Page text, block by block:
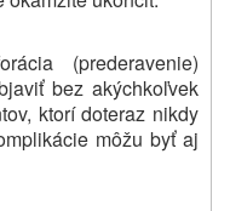
(prederavenie)
bez akýchkoľvek
ktorí doteraz nikdy
môžu byť aj